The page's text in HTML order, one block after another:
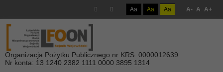
Aa Aa Aa A- A A+
Organizacja Pożytku Publicznego nr KRS: 0000012639
Nr konta: 13 1240 2382 1111 0000 3895 1314